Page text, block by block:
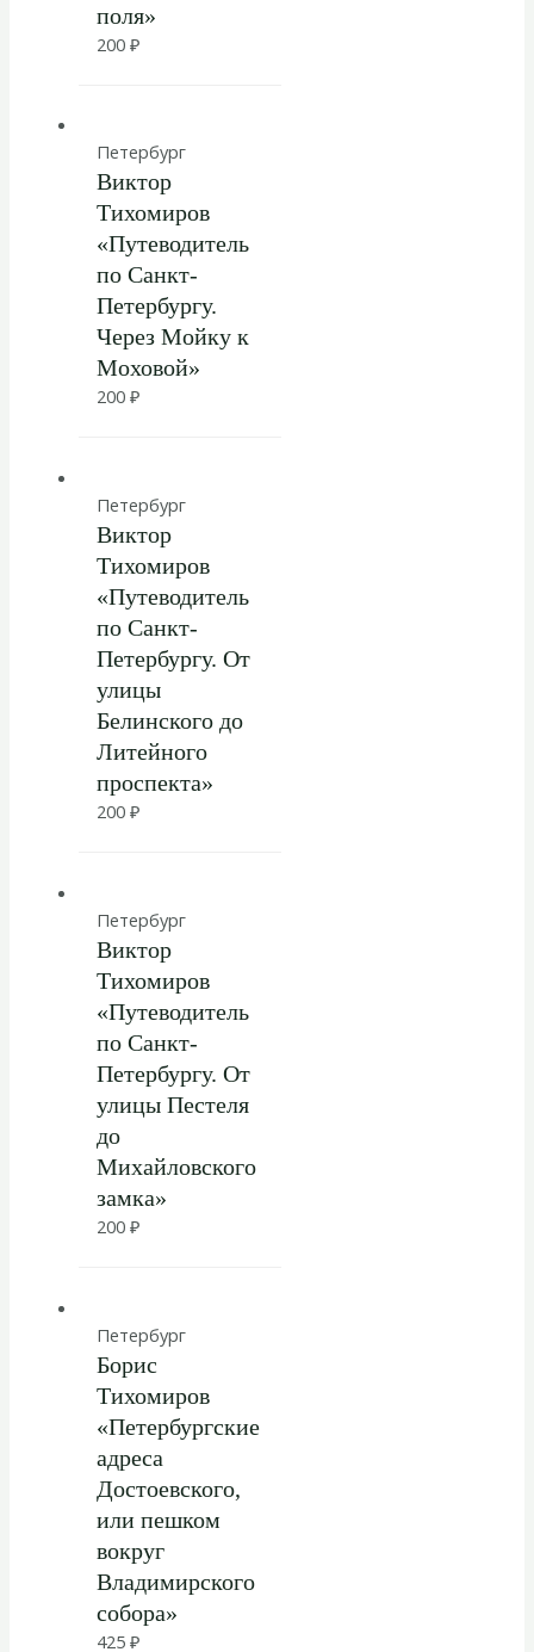
поля»
200 ₽
Петербург
Виктор
Тихомиров
«Путеводитель
по Санкт-
Петербургу.
Через Мойку к
Моховой»
200 ₽
Петербург
Виктор
Тихомиров
«Путеводитель
по Санкт-
Петербургу. От
улицы
Белинского до
Литейного
проспекта»
200 ₽
Петербург
Виктор
Тихомиров
«Путеводитель
по Санкт-
Петербургу. От
улицы Пестеля
до
Михайловского
замка»
200 ₽
Петербург
Борис
Тихомиров
«Петербургские
адреса
Достоевского,
или пешком
вокруг
Владимирского
собора»
425 ₽